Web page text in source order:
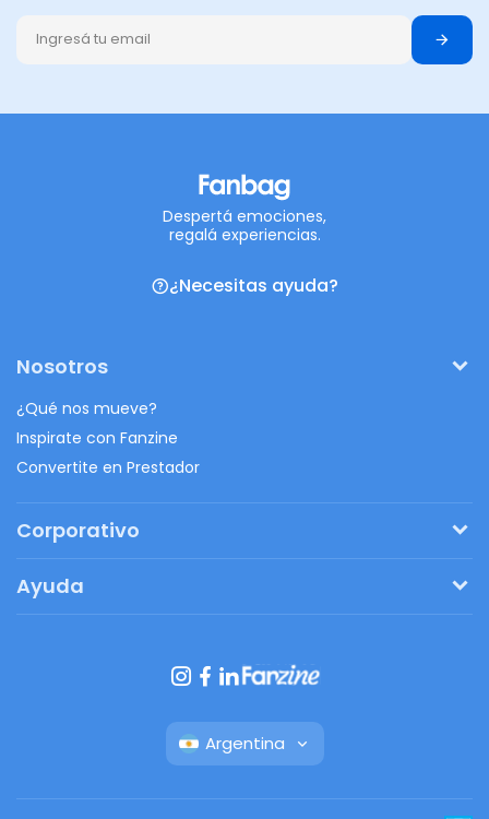
Despertá emociones,
regalá experiencias.
¿Necesitas ayuda?
Nosotros
¿Qué nos mueve?
Inspirate con Fanzine
Convertite en Prestador
Corporativo
Regalos originales
Ayuda
Botón de arrepentimiento
Argentina